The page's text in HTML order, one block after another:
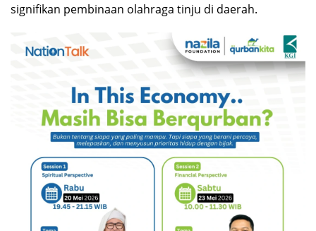
signifikan pembinaan olahraga tinju di daerah.